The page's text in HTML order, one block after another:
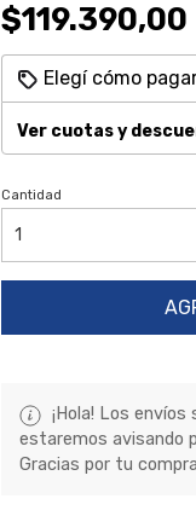
$119.390,00
Elegí cómo
Ver cuotas y
Cantidad
¡Hola! Los
estaremos avisando
Gracias por tu